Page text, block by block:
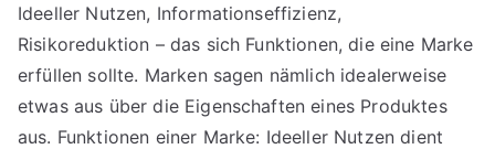
Ideeller Nutzen, Informationseffizienz,
Risikoreduktion – das sich Funktionen, die eine Marke
erfüllen sollte. Marken sagen nämlich idealerweise
etwas aus über die Eigenschaften eines Produktes
aus. Funktionen einer Marke: Ideeller Nutzen dient